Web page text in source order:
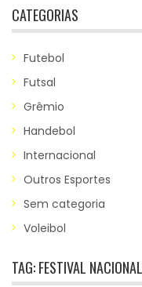
CATEGORIAS
Futebol
Futsal
Grêmio
Handebol
Internacional
Outros Esportes
Sem categoria
Voleibol
TAG:FESTIVAL